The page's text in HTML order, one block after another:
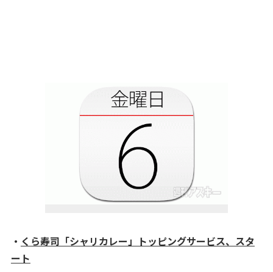
・ くら寿司「シャリカレー」トッピングサービス、スタ
ート